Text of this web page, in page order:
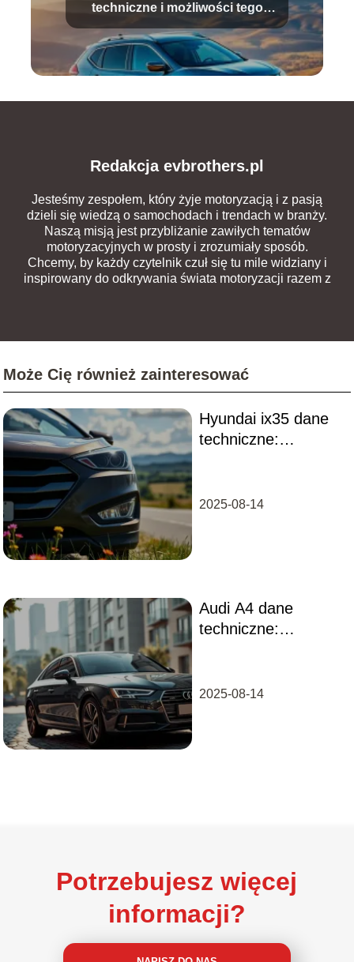
techniczne i możliwości tego
Redakcja evbrothers.pl
Jesteśmy zespołem, który żyje motoryzacją i z pasją
dzieli się wiedzą o samochodach i trendach w branży.
Naszą misją jest przybliżanie zawiłych tematów
motoryzacyjnych w prosty i zrozumiały sposób.
Chcemy, by każdy czytelnik czuł się tu mile widziany i
inspirowany do odkrywania świata motoryzacji razem z
Może Cię również zainteresować
Hyundai ix35 dane
techniczne:
2025-08-14
Audi A4 dane
techniczne:
modelu
2025-08-14
Potrzebujesz więcej
informacji?